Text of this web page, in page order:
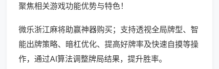
聚焦相关游戏功能优势与特色！
微乐浙江麻将助赢神器购买；支持透视全局牌型、智
能出牌策略、暗杠优化、提高好牌率及快速自摸等操
作，通过AI算法调整牌局结果，提升胜率。